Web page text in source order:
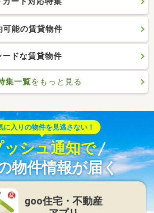
可能の賃貸物件
ドな賃貸物件
集一覧をもっと見る
に入りの物件を見逃さない！
ッシュ通知で
物件情報が届く
goo住宅・不動産